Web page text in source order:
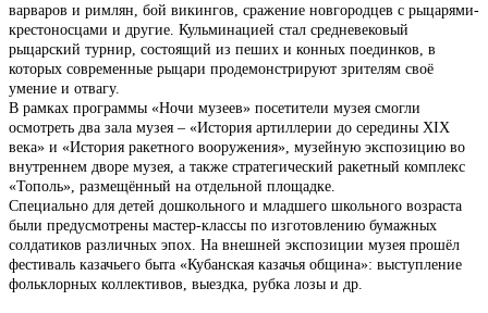
варваров и римлян, бой викингов, сражение новгородцев с рыцарями-
крестоносцами и другие. Кульминацией стал средневековый
рыцарский турнир, состоящий из пеших и конных поединков, в
которых современные рыцари продемонстрируют зрителям своё
умение и отвагу.
В рамках программы «Ночи музеев» посетители музея смогли
осмотреть два зала музея – «История артиллерии до середины XIX
века» и «История ракетного вооружения», музейную экспозицию во
внутреннем дворе музея, а также стратегический ракетный комплекс
«Тополь», размещённый на отдельной площадке.
Специально для детей дошкольного и младшего школьного возраста
были предусмотрены мастер-классы по изготовлению бумажных
солдатиков различных эпох. На внешней экспозиции музея прошёл
фестиваль казачьего быта «Кубанская казачья община»: выступление
фольклорных коллективов, выездка, рубка лозы и др.